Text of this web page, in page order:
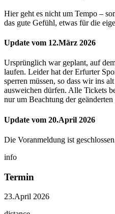
Hier geht es nicht um Tempo –
das gute Gefühl, etwas für die
Update vom 12.März 2026
Ursprünglich war geplant, auf
laufen. Leider hat der Erfurter
sperren müssen, so dass wir ins
ausweichen dürfen. Alle Tickets
nur um Beachtung der geänderten
Update vom 20.April 2026
Die Voranmeldung ist
info
Termin
23.April 2026